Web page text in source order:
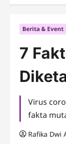
Berita & Event
7
Virus
fakta
Rafika Dwi